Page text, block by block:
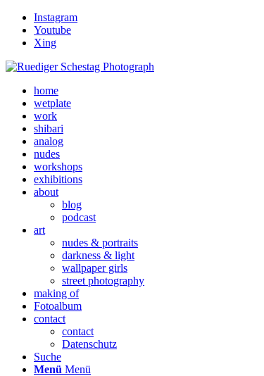
Instagram
Youtube
Xing
home
wetplate
work
shibari
analog
nudes
workshops
exhibitions
about
blog
podcast
art
nudes & portraits
darkness & light
wallpaper girls
street photography
making of
Fotoalbum
contact
contact
Datenschutz
Suche
Menü Menü